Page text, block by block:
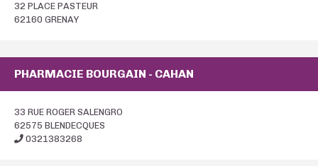
32 PLACE PASTEUR
62160 GRENAY
PHARMACIE BOURGAIN - CAHAN
33 RUE ROGER SALENGRO
62575 BLENDECQUES
0321383268